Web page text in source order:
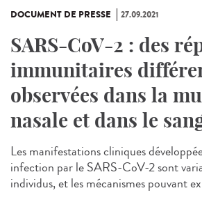
DOCUMENT DE PRESSE 27.09.2021
SARS-CoV-2 : des
immunitaires
observées dans la
nasale et dans le
Les manifestations cliniques
infection par le SARS-CoV-2 sont
individus, et les mécanismes pouvant